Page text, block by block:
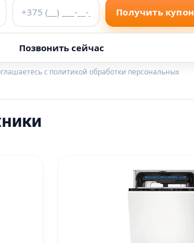
Получить купон
Позвонить сейчас
с политикой обработки персональных